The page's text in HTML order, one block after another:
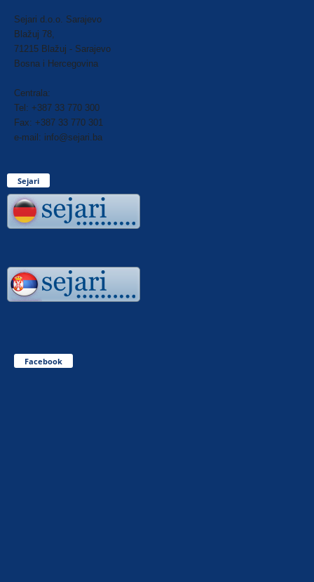
Sejari d.o.o. Sarajevo
Blažuj 78,
71215 Blažuj - Sarajevo
Bosna i Hercegovina
Centrala:
Tel: +387 33 770 300
Fax: +387 33 770 301
e-mail: info@sejari.ba
Sejari
Facebook